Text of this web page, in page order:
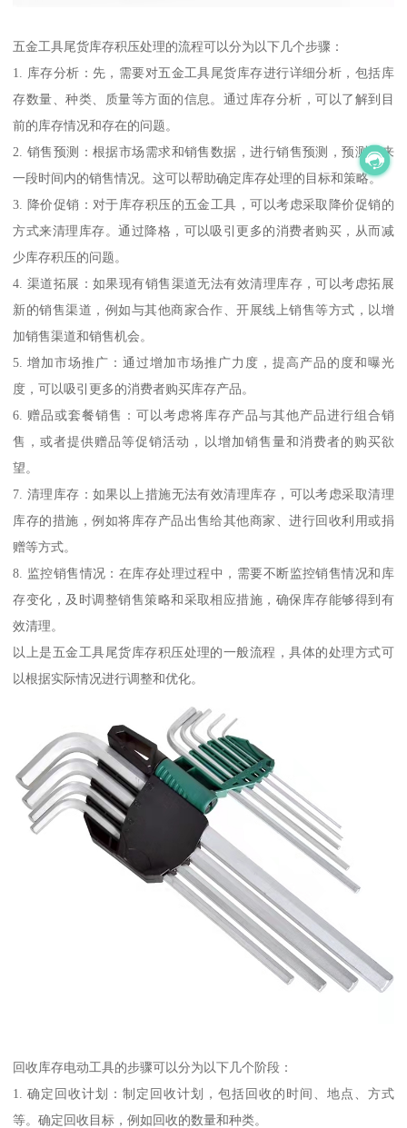
五金工具尾货库存积压处理的流程可以分为以下几个步骤：
1. 库存分析：先，需要对五金工具尾货库存进行详细分析，包括库
存数量、种类、质量等方面的信息。通过库存分析，可以了解到目
前的库存情况和存在的问题。
2. 销售预测：根据市场需求和销售数据，进行销售预测，预测未来
一段时间内的销售情况。这可以帮助确定库存处理的目标和策略。
3. 降价促销：对于库存积压的五金工具，可以考虑采取降价促销的
方式来清理库存。通过降格，可以吸引更多的消费者购买，从而减
少库存积压的问题。
4. 渠道拓展：如果现有销售渠道无法有效清理库存，可以考虑拓展
新的销售渠道，例如与其他商家合作、开展线上销售等方式，以增
加销售渠道和销售机会。
5. 增加市场推广：通过增加市场推广力度，提高产品的度和曝光
度，可以吸引更多的消费者购买库存产品。
6. 赠品或套餐销售：可以考虑将库存产品与其他产品进行组合销
售，或者提供赠品等促销活动，以增加销售量和消费者的购买欲
望。
7. 清理库存：如果以上措施无法有效清理库存，可以考虑采取清理
库存的措施，例如将库存产品出售给其他商家、进行回收利用或捐
赠等方式。
8. 监控销售情况：在库存处理过程中，需要不断监控销售情况和库
存变化，及时调整销售策略和采取相应措施，确保库存能够得到有
效清理。
以上是五金工具尾货库存积压处理的一般流程，具体的处理方式可
以根据实际情况进行调整和优化。
回收库存电动工具的步骤可以分为以下几个阶段：
1. 确定回收计划：制定回收计划，包括回收的时间、地点、方式
等。确定回收目标，例如回收的数量和种类。